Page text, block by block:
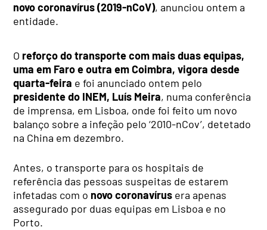
novo coronavírus (2019-nCoV), anunciou ontem a
entidade.
O reforço do transporte com mais duas equipas,
uma em Faro e outra em Coimbra, vigora desde
quarta-feira e foi anunciado ontem pelo
presidente do INEM, Luís Meira, numa conferência
de imprensa, em Lisboa, onde foi feito um novo
balanço sobre a infeção pelo ‘2010-nCov’, detetado
na China em dezembro.
Antes, o transporte para os hospitais de
referência das pessoas suspeitas de estarem
infetadas com o novo coronavírus era apenas
assegurado por duas equipas em Lisboa e no
Porto.